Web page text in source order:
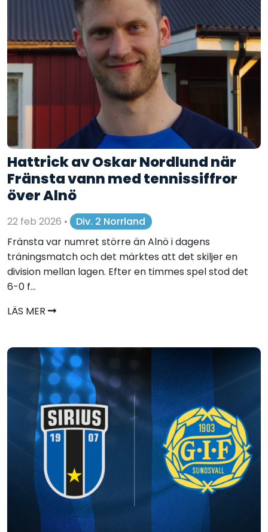
Hattrick av Oskar Nordlund när
Fränsta vann med tennissiffror
över Alnö
22 feb 2026 •
Div. 2 Norrland
Fränsta var numret större än Alnö i dagens
träningsmatch och det märktes att det skiljer en
division mellan lagen. Efter en timmes spel stod det
6-0 f...
LÄS MER